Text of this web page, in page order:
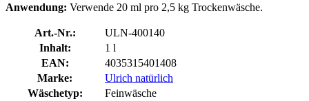
Anwendung: Verwende 20 ml pro 2,5 kg Trockenwäsche.
Art.-Nr.:
ULN-400140
Inhalt:
1 l
EAN:
4035315401408
Marke:
Ulrich natürlich
Wäschetyp:
Feinwäsche